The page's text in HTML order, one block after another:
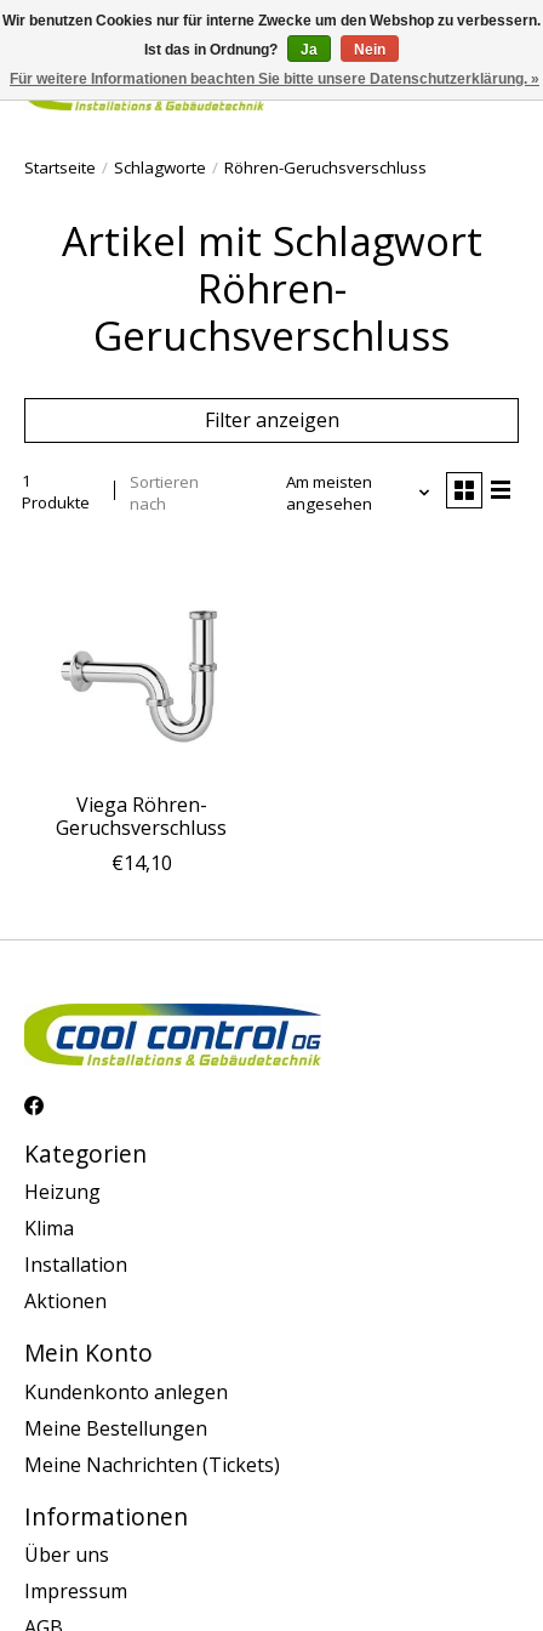
Ihr
Startseite / Schlagworte / Röhren-Geruchsverschluss
Artikel mit Schlagwort
Röhren-
Geruchsverschluss
Filter anzeigen
1
Produkte
Sortieren
nach
Am meisten
angesehen
Viega Röhren-
Geruchsverschluss
€14,10
Kategorien
Heizung
Klima
Installation
Aktionen
Mein Konto
Kundenkonto anlegen
Meine Bestellungen
Meine Nachrichten (Tickets)
Informationen
Über uns
Impressum
Wir benutzen Cookies nur für interne Zwecke um den Webshop zu verbessern.
Ist das in Ordnung?
Ja
Nein
Für weitere Informationen beachten Sie bitte unsere Datenschutzerklärung. »